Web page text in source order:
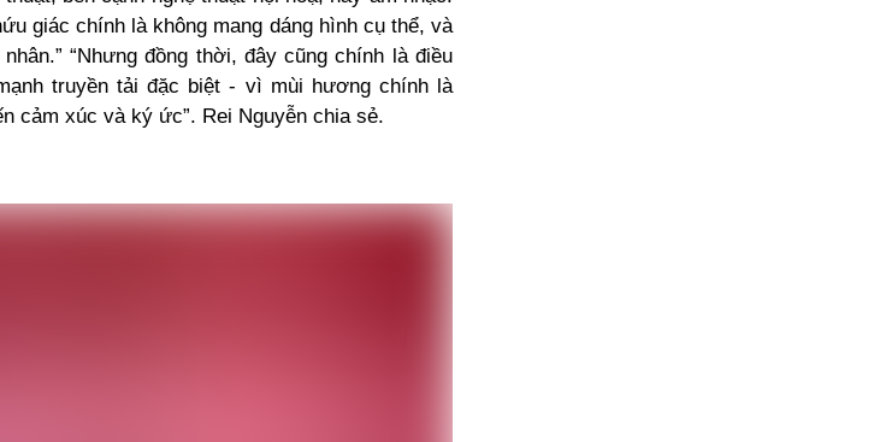
giác chính là không mang dáng hình cụ thể, và
“Nhưng đồng thời, đây cũng chính là điều
truyền tải đặc biệt - vì mùi hương chính là
cảm xúc và ký ức”. Rei Nguyễn chia sẻ.